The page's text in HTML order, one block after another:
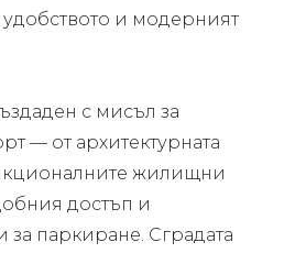
и модерният
с мисъл за
— от архитектурната
жилищни
достъп и
паркиране. Сградата